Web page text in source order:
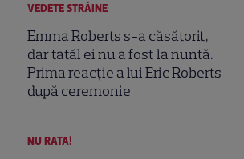
VEDETE STRĂINE
Emma Roberts s-a căsătorit,
dar tatăl ei nu a fost la nuntă.
Prima reacție a lui Eric Roberts
după ceremonie
NU RATA!